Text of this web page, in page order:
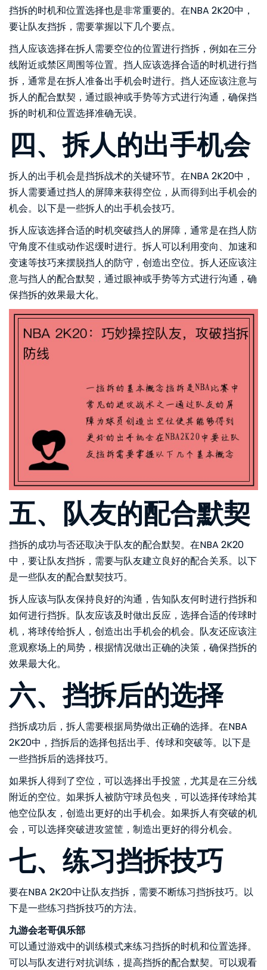
挡拆的时机和位置选择也是非常重要的。在NBA 2K20中，
要让队友挡拆，需要掌握以下几个要点。
挡人应该选择在拆人需要空位的位置进行挡拆，例如在三分
线附近或禁区周围等位置。挡人应该选择合适的时机进行挡
拆，通常是在拆人准备出手机会时进行。挡人还应该注意与
拆人的配合默契，通过眼神或手势等方式进行沟通，确保挡
拆的时机和位置选择准确无误。
四、拆人的出手机会
拆人的出手机会是挡拆战术的关键环节。在NBA 2K20中，
拆人需要通过挡人的屏障来获得空位，从而得到出手机会的
机会。以下是一些拆人的出手机会技巧。
拆人应该选择合适的时机突破挡人的屏障，通常是在挡人防
守角度不佳或动作迟缓时进行。拆人可以利用变向、加速和
变速等技巧来摆脱挡人的防守，创造出空位。拆人还应该注
意与挡人的配合默契，通过眼神或手势等方式进行沟通，确
保挡拆的效果最大化。
五、队友的配合默契
挡拆的成功与否还取决于队友的配合默契。在NBA 2K20
中，要让队友挡拆，需要与队友建立良好的配合关系。以下
是一些队友的配合默契技巧。
拆人应该与队友保持良好的沟通，告知队友何时进行挡拆和
如何进行挡拆。队友应该及时做出反应，选择合适的传球时
机，将球传给拆人，创造出出手机会的机会。队友还应该注
意观察场上的局势，根据情况做出正确的决策，确保挡拆的
效果最大化。
六、挡拆后的选择
挡拆成功后，拆人需要根据局势做出正确的选择。在NBA
2K20中，挡拆后的选择包括出手、传球和突破等。以下是
一些挡拆后的选择技巧。
如果拆人得到了空位，可以选择出手投篮，尤其是在三分线
附近的空位。如果拆人被防守球员包夹，可以选择传球给其
他空位队友，创造出更好的出手机会。如果拆人有突破的机
会，可以选择突破进攻篮筐，制造出更好的得分机会。
七、练习挡拆技巧
要在NBA 2K20中让队友挡拆，需要不断练习挡拆技巧。以
下是一些练习挡拆技巧的方法。
九游会老哥俱乐部
可以通过游戏中的训练模式来练习挡拆的时机和位置选择。
可以与队友进行对抗训练，提高挡拆的配合默契。可以观看